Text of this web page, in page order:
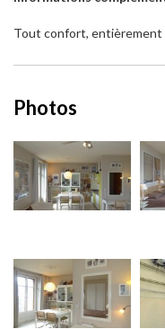
Tout confort, entièrement
Photos